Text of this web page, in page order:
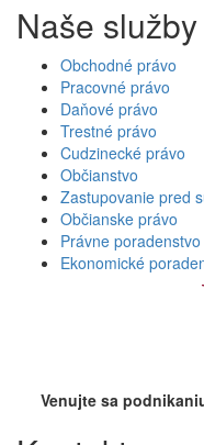
Naše služby
Obchodné právo
Pracovné právo
Daňové právo
Trestné právo
Cudzinecké právo
Občianstvo
Zastupovanie pred
Občianske právo
Právne
Ekonomické
Venujte sa